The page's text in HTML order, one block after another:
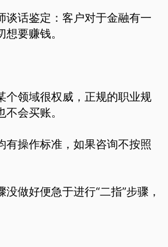
谈话鉴定：客户对于金融有一
要赚钱。
个领域很权威，正规的职业规
会买账。
操作标准，如果咨询不按照
做好便急于进行“二指”步骤，